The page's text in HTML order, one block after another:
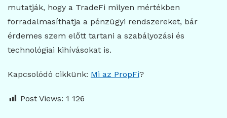
mutatják, hogy a TradeFi milyen mértékben
forradalmasíthatja a pénzügyi rendszereket, bár
érdemes szem előtt tartani a szabályozási és
technológiai kihívásokat is.
Kapcsolódó cikkünk: Mi az PropFi?
Post Views: 1 126